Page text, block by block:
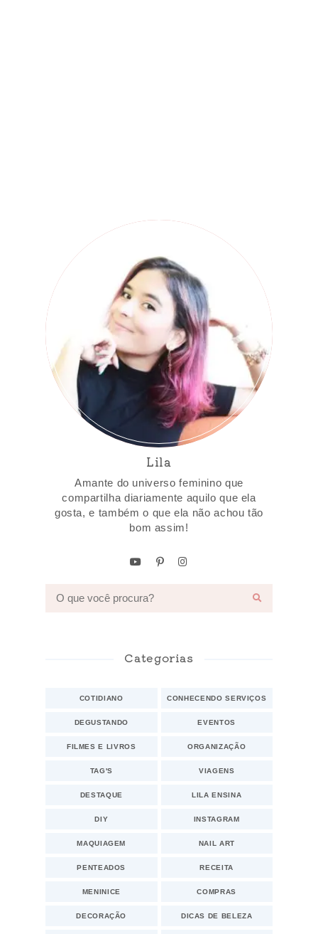
Lila
Amante do universo feminino que
compartilha diariamente aquilo que ela
gosta, e também o que ela não achou tão
bom assim!
Categorias
COTIDIANO CONHECENDO SERVIÇOS
DEGUSTANDO EVENTOS
FILMES E LIVROS ORGANIZAÇÃO
TAG'S VIAGENS
DESTAQUE LILA ENSINA
DIY INSTAGRAM
MAQUIAGEM NAIL ART
PENTEADOS RECEITA
MENINICE COMPRAS
DECORAÇÃO DICAS DE BELEZA